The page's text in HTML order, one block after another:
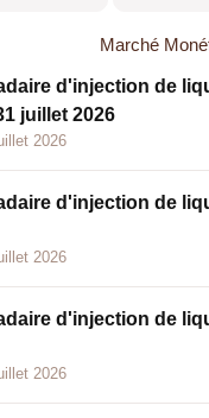
Marché
d'injection de
juillet 2026
2026
d'injection de
2026
d'injection de
2026